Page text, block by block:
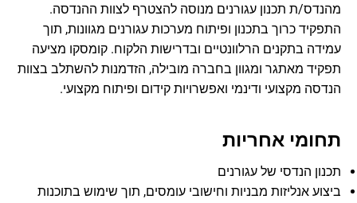
מהנדס/ת תכנון עגורנים מנוסה להצטרף לצוות ההנדסה.
התפקיד כרוך בתכנון ופיתוח מערכות עגורנים מגוונות, תוך
עמידה בתקנים הרלוונטיים ובדרישות הלקוח. קומסקו מציעה
תפקיד מאתגר ומגוון בחברה מובילה, הזדמנות להשתלב בצוות
הנדסה מקצועי ודינמי ואפשרויות קידום ופיתוח מקצועי.
תחומי אחריות
תכנון הנדסי של עגורנים
ביצוע אנליזות מבניות וחישובי עומסים, תוך שימוש בתוכנות